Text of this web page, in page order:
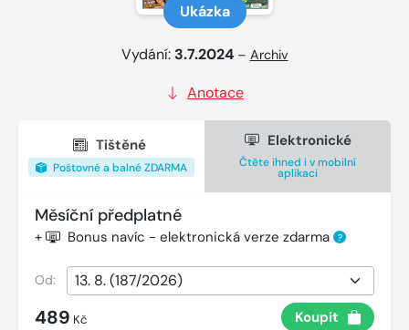
Ukázka
Vydání: 3.7.2024 – Archiv
Anotace
Tištěné
Poštovné a balné ZDARMA
Elektronické
Čtěte ihned i v mobilní
aplikaci
Měsíční předplatné
+ Bonus navíc - elektronická verze zdarma ?
Od:
489 Kč Koupit